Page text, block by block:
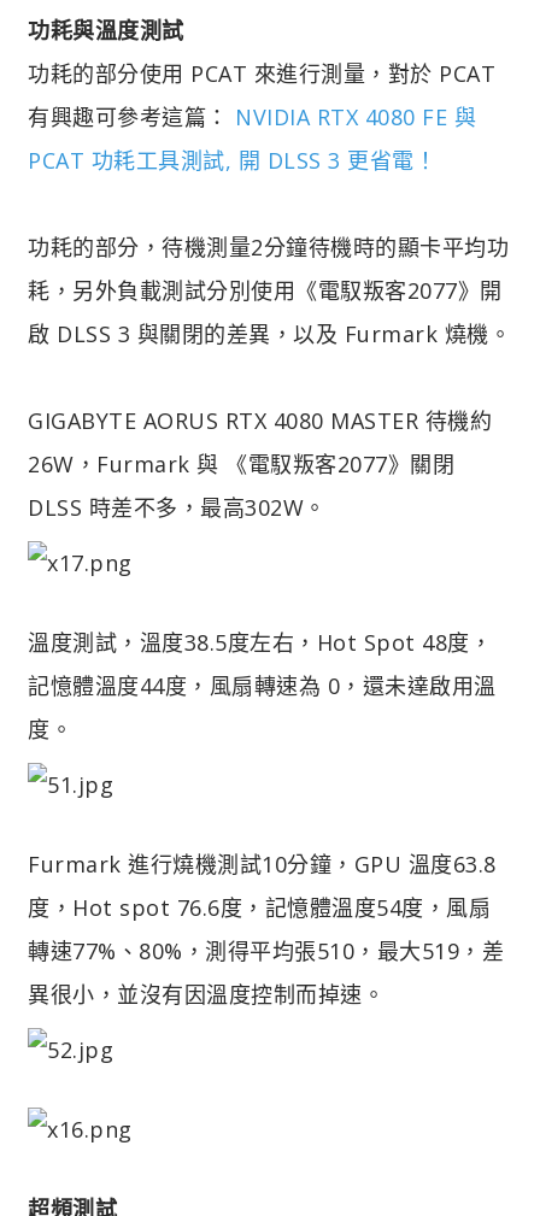
功耗與溫度測試
功耗的部分使用 PCAT 來進行測量，對於 PCAT
有興趣可參考這篇： NVIDIA RTX 4080 FE 與
PCAT 功耗工具測試, 開 DLSS 3 更省電！
功耗的部分，待機測量2分鐘待機時的顯卡平均功
耗，另外負載測試分別使用《電馭叛客2077》開
啟 DLSS 3 與關閉的差異，以及 Furmark 燒機。
GIGABYTE AORUS RTX 4080 MASTER 待機約
26W，Furmark 與 《電馭叛客2077》關閉
DLSS 時差不多，最高302W。
溫度測試，溫度38.5度左右，Hot Spot 48度，
記憶體溫度44度，風扇轉速為 0，還未達啟用溫
度。
Furmark 進行燒機測試10分鐘，GPU 溫度63.8
度，Hot spot 76.6度，記憶體溫度54度，風扇
轉速77%、80%，測得平均張510，最大519，差
異很小，並沒有因溫度控制而掉速。
超頻測試